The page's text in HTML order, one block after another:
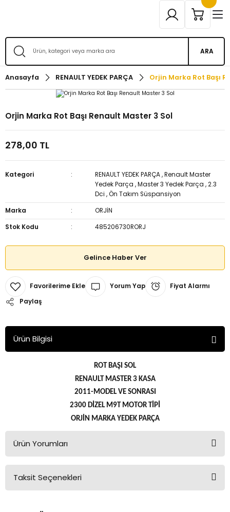
ARA
Anasayfa RENAULT YEDEK PARÇA Orjin Marka Rot Başı
Orjin Marka Rot Başı Renault Master 3 Sol
278,00 TL
Kategori RENAULT YEDEK PARÇA ,Renault Master
Yedek Parça ,Master 3 Yedek Parça ,2.3
Dci ,Ön Takım Süspansiyon
Marka
ORJİN
Stok Kodu
485206730RORJ
Gelince Haber Ver
Yorum Yap
Fiyat Alarmı
Paylaş
Ürün Bilgisi
ROT BAŞI SOL
RENAULT MASTER 3 KASA
2011-MODEL VE SONRASI
2300 DİZEL M9T MOTOR TİPİ
ORJİN MARKA YEDEK PARÇA
Ürün Yorumları
Taksit Seçenekleri